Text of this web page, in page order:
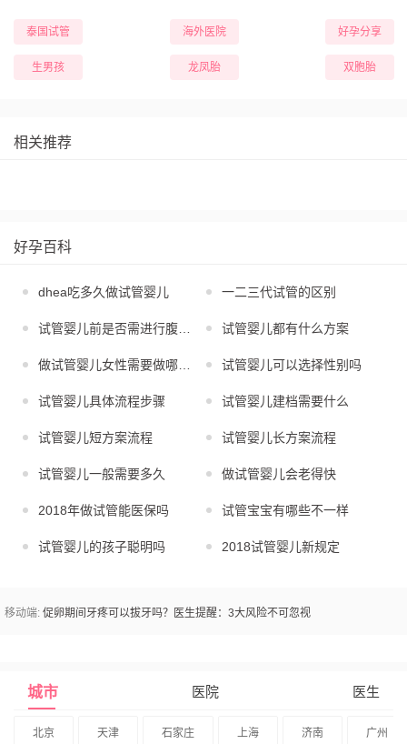
泰国试管 海外医院 好孕分享
生男孩 龙凤胎 双胞胎
相关推荐
好孕百科
dhea吃多久做试管婴儿 一二三代试管的区别
试管婴儿都有什么方案
试管婴儿可以选择性别吗
试管婴儿具体流程步骤 试管婴儿建档需要什么
试管婴儿短方案流程 试管婴儿长方案流程
试管婴儿一般需要多久 做试管婴儿会老得快
2018年做试管能医保吗 试管宝宝有哪些不一样
试管婴儿的孩子聪明吗 2018试管婴儿新规定
移动端: 促卵期间牙疼可以拔牙吗？医生提醒：3大风险不可忽视
城市 医院 医生
北京 天津 石家庄 上海 济南 广州